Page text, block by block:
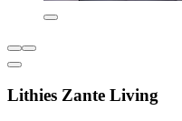
Lithies Zante Living